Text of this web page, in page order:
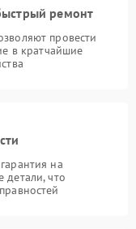
ремонт
провести
в кратчайшие
на
что